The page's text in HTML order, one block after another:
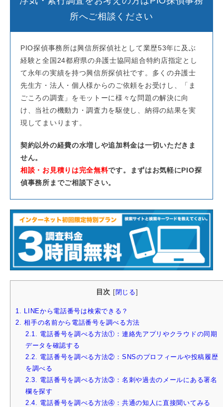
所へご相談ください
PIO探偵事務所は興信所探偵社として業歴53年に及ぶ
経験と全国24都府県の弁護士協同組合特約店指定とし
て永年の実績を持つ興信所探偵社です。多くの弁護士
先生方・法人・個人様からのご依頼をお受けし、「ま
ごころの調査」をモットーに様々な問題の解決に向
け、当社の機動力・調査力を駆使し、納得の結果を実
現してまいります。
契約以外の経費の水増しや追加料金は一切いただきま
せん。
相談・お見積りは完全無料です。まずはお気軽にPIO探
偵事務所までご相談下さい。
目次 閉じる
1.
LINEから電話番号は検索できる？
2.
相手の名前から電話番号を調べる方法
2.1.
電話番号を調べる方法①：連絡先アプリやクラウドの同期
データを確認する
2.2.
電話番号を調べる方法②：SNSのプロフィールや投稿履歴
を調べる
2.3.
電話番号を調べる方法③：名刺や過去のメールにある署名
欄を探す
2.4.
電話番号を調べる方法④：共通の知人に直接聞いてみる